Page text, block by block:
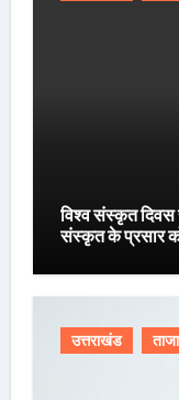
विश्व संस्कृत दिवस
संस्कृत के प्रसार
उत्तराखंड